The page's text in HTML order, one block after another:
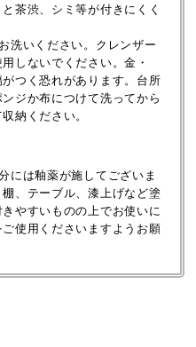
茶渋、シミ等が付きにくく
洗いください。クレンザー
しないでください。金・
つく恐れがあります。台所
ジか布につけて洗ってから
納ください。
には釉薬が施してございま
、テーブル、漆上げなど塗
やすいものの上でお使いに
使用くださいますようお願